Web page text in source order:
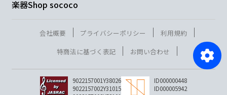
楽器Shop sococo
会社概要 プライバシーポリシー
利用規約
特商法に基づく表記
お問い合わせ
9022157001Y38026
9022157002Y31015
ID000000448
ID000005942